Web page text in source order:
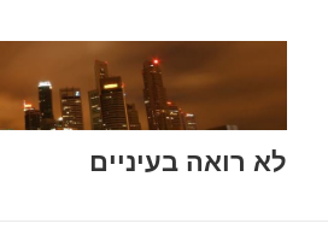
לא רואה בעיניים